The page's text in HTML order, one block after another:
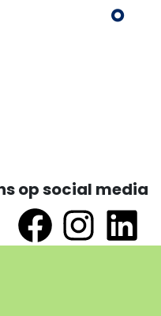
op social media